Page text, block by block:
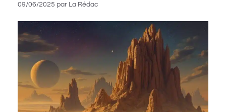
09/06/2025 par La Rédac